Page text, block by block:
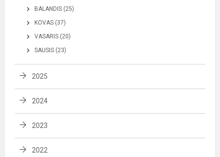
BALANDIS (25)
KOVAS (37)
VASARIS (20)
SAUSIS (23)
2025
2024
2023
2022